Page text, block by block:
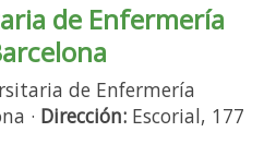
de Enfermería
de Enfermería
· Dirección: Escorial, 177